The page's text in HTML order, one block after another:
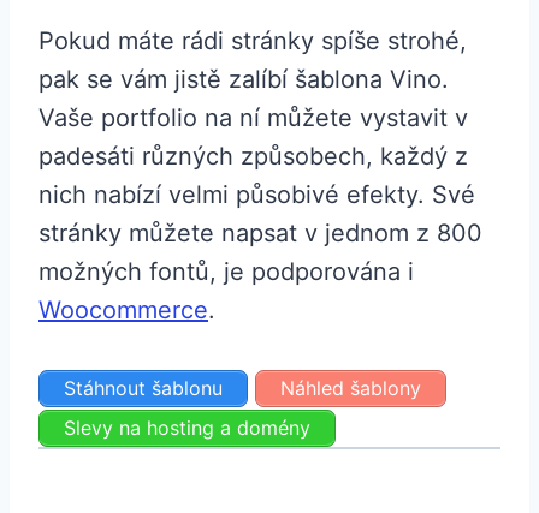
Pokud máte rádi stránky spíše strohé,
pak se vám jistě zalíbí šablona Vino.
Vaše portfolio na ní můžete vystavit v
padesáti různých způsobech, každý z
nich nabízí velmi působivé efekty. Své
stránky můžete napsat v jednom z 800
možných fontů, je podporována i
Woocommerce.
Stáhnout šablonu
Náhled šablony
Slevy na hosting a domény